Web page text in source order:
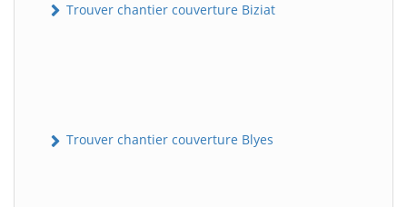
Trouver chantier couverture Biziat
Trouver chantier couverture Blyes